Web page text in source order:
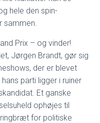
N
hele den spin-
sammen.
Prix – og vinder!
Jørgen Brandt, gør sig
der er blevet
parti ligger i ruiner
Et ganske
ophøjes til
for politiske